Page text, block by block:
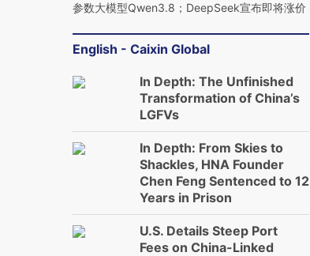
参数大模型Qwen3.8；DeepSeek宣布即将涨价
English - Caixin Global
In Depth: The Unfinished
Transformation of China’s
LGFVs
In Depth: From Skies to
Shackles, HNA Founder
Chen Feng Sentenced to 12
Years in Prison
U.S. Details Steep Port
Fees on China-Linked